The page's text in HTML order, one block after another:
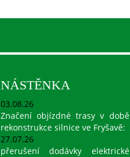
NÁSTĚNKA
03.08.26
Značení objízdné trasy v době
rekonstrukce silnice ve Fryšavě:
27.07.26
přerušení dodávky elektrické